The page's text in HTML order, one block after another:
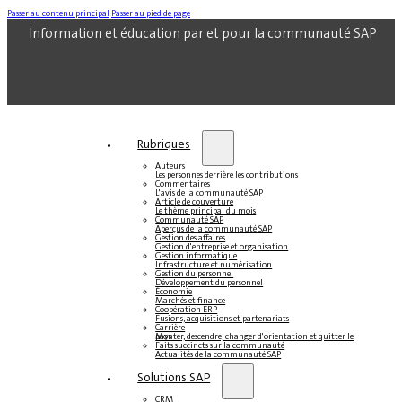
Passer au contenu principal Passer au pied de page
Information et éducation par et pour la communauté SAP
Rubriques
Auteurs
Les personnes derrière les contributions
Commentaires
L'avis de la communauté SAP
Article de couverture
Le thème principal du mois
Communauté SAP
Aperçus de la communauté SAP
Gestion des affaires
Gestion d'entreprise et organisation
Gestion informatique
Infrastructure et numérisation
Gestion du personnel
Développement du personnel
Économie
Marchés et finance
Coopération ERP
Fusions, acquisitions et partenariats
Carrière
Monter, descendre, changer d'orientation et quitter le pays
Faits succincts sur la communauté
Actualités de la communauté SAP
Solutions SAP
CRM